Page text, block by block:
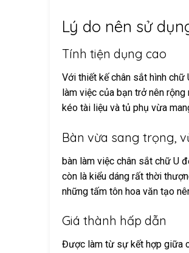
Lý do nên sử
Tính tiện dụng cao
Với thiết kế chân sắt hình
làm việc của bạn trở nên
kéo tài liệu và tủ phụ vừa
Bàn vừa sang trọng,
bàn làm việc chân sắt chữ U
còn là kiểu dáng rất thời
những tấm tôn hoa văn tạo
Giá thành hấp dẫn
Được làm từ sự kết hợp giữa